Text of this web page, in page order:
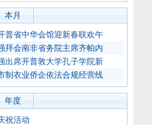
本月
普省中华会馆迎新春联欢午
拜会南非省务院主席齐帕内
出席开普敦大学孔子学院新
制衣业侨企依法合规经营线
年度
祝活动